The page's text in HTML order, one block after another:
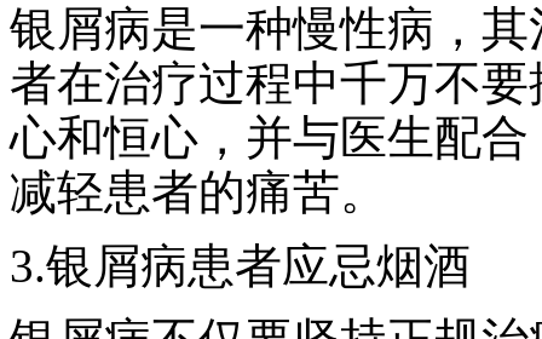
银屑病是一种慢性病，
者在治疗过程中千万不
心和恒心，并与医生配
减轻患者的痛苦。
3.银屑病患者应忌烟酒